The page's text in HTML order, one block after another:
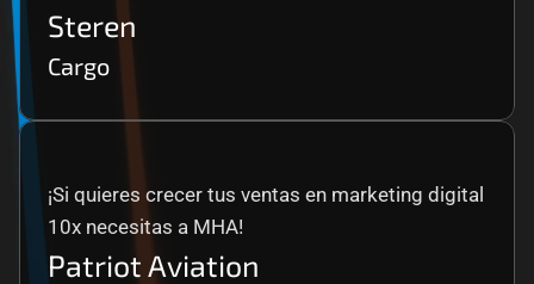
Steren
Cargo
¡Si quieres crecer tus ventas en marketing digital
10x necesitas a MHA!
Patriot Aviation